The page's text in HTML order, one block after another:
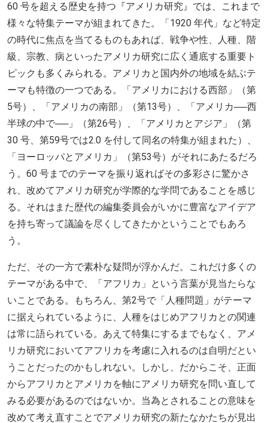
60 号を超える歴史を持つ『アメリカ研究』では、これまで
様々な特集テーマが組まれてきた。「 1920 年代」など特定
の時代に焦点を当てるものもあれば、戦争や性、人種、階
級、宗教、病といったアメリカ研究に広く通底する重要ト
ピックも多くみられる。アメリカと国内外の地域を結ぶテ
ーマも特徴の一つである。「アメリカにおける西部」（第
5号）、「アメリカの南部」（第13号）、「アメリカ──西
半球の中で──」（第26号）、「アメリカとアジア」（第
30 号、第59号では2.0 を付して同名の特集が組まれた）、
「ヨーロッパとアメリカ」（第53号）がそれにあたるだろ
う。 60 号までのテーマを振り返ればその多彩さに驚かさ
れ、改めてアメリカ研究が学際的な学問であることを感じ
る。それはまた歴代の編集委員会がいかに豊富なアイデア
を持ち寄って議論を尽くしてきたかということでもあろ
う。
ただ、その一方で素朴な疑問が浮かんだ。これだけ多くの
テーマがある中で、「アフリカ」という言葉が見当たらな
いことである。もちろん、第2号で「人種問題」がテーマ
に据えられているように、人種をはじめアフリカとの関連
は常に語られている。あえて特集にするまでもなく、アメ
リカ研究においてアフリカを考慮に入れるのは自明だとい
うことだったのかもしれない。しかし、だからこそ、正面
からアフリカとアメリカを軸にアメリカ研究を問い直して
みる必要があるのではないか。当為とされることの意味を
改めて考え直すことでアメリカ研究の新たなかたちが見出